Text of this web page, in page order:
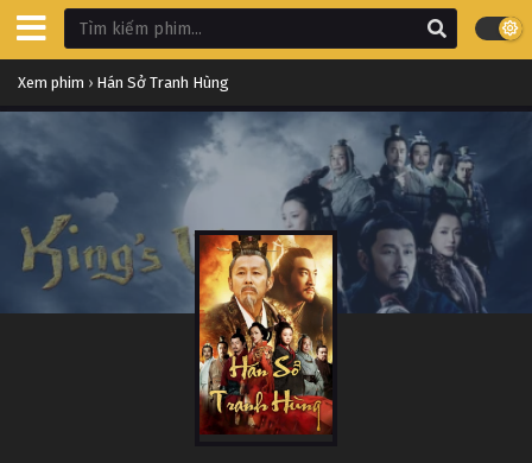
Xem phim › Hán Sở Tranh Hùng